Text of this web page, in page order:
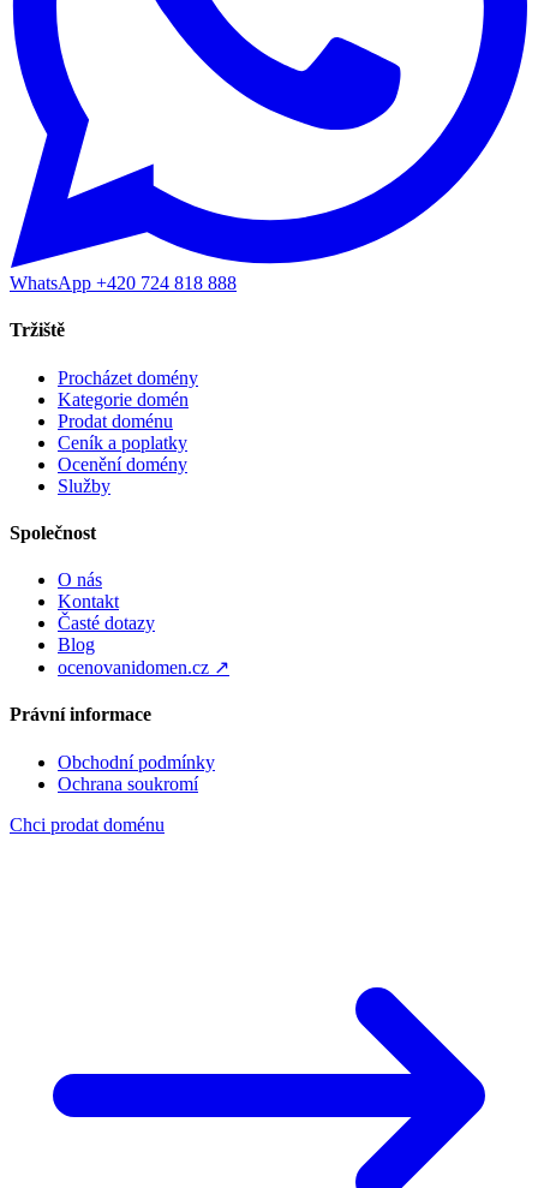
WhatsApp +420 724 818 888
Tržiště
Procházet domény
Kategorie domén
Prodat doménu
Ceník a poplatky
Ocenění domény
Služby
Společnost
O nás
Kontakt
Časté dotazy
Blog
ocenovanidomen.cz ↗
Právní informace
Obchodní podmínky
Ochrana soukromí
Chci prodat doménu